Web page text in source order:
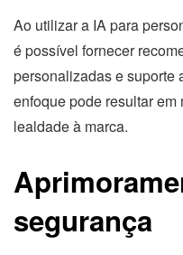
Ao utilizar a IA para
é possível fornecer
personalizadas e suporte
enfoque pode resultar
lealdade à marca.
segurança